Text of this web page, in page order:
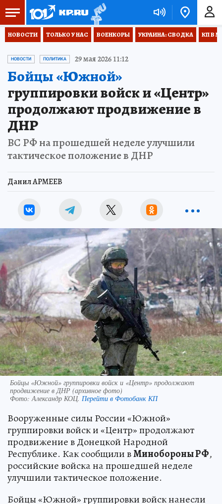
НОВОСТИ ТОЛЬКО У НАС ВОЕНКОРЫ УКРАИНА: СВОДКА КП В
НОВОСТИ ПОЛИТИКА 29 мая 2026 11:12
Бойцы «Южной»
группировки войск и «Центр»
продолжают продвижение в
ДНР
ВС РФ на прошедшей неделе улучшили
тактическое положение в ДНР
Данил АРМЕЕВ
Бойцы «Южной» группировки войск и «Центр» продолжают
продвижение в ДНР (архивное фото)
Фото: Александр КОЦ. Перейти в Фотобанк КП
Вооруженные силы России «Южной»
группировки войск и «Центр» продолжают
продвижение в Донецкой Народной
Республике. Как сообщили вМинобороны РФ,
российские войска на прошедшей неделе
улучшили тактическое положение.
Бойцы «Южной» группировки войск нанесли